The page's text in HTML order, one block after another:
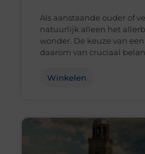
Als aanstaande ouder of
natuurlijk alleen het
wonder. De keuze van
daarom van cruciaal
Winkelen